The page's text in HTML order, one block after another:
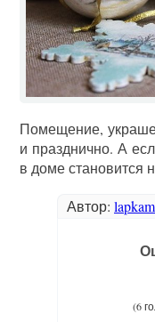
Помещение,
и празднично. А
в доме становится
Автор:
(6